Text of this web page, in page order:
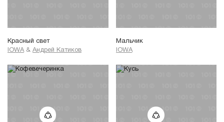
Красный свет
IOWA & Андрей Катиков
Мальчик
IOWA